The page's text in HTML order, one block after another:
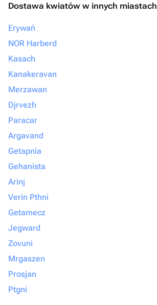
Dostawa kwiatów w innych miastach
Erywań
NOR Harberd
Kasach
Kanakeravan
Merzawan
Djrvezh
Paracar
Argavand
Getapnia
Gehanista
Arinj
Verin Pthni
Getamecz
Jegward
Zovuni
Mrgaszen
Prosjan
Ptgni